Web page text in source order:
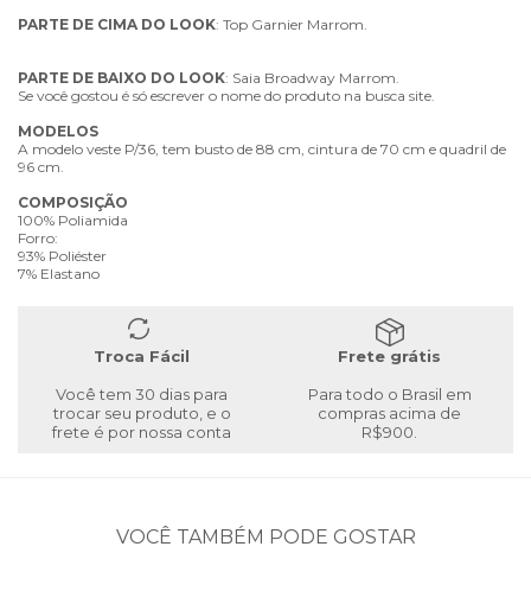
PARTE DE CIMA DO LOOK: Top Garnier Marrom.
PARTE DE BAIXO DO LOOK: Saia Broadway Marrom.
Se você gostou é só escrever o nome do produto na busca site.
MODELOS
A modelo veste P/36, tem busto de 88 cm, cintura de 70 cm e quadril de
96 cm.
COMPOSIÇÃO
100% Poliamida
Forro:
93% Poliéster
7% Elastano
Troca Fácil
Você tem 30 dias para
trocar seu produto, e o
frete é por nossa conta
Frete grátis
Para todo o Brasil em
compras acima de
R$900.
VOCÊ TAMBÉM PODE GOSTAR